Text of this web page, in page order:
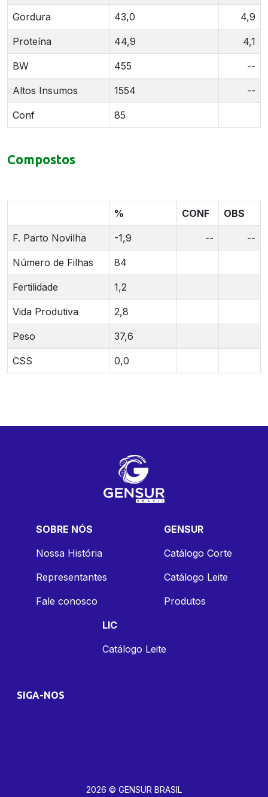
Gordura 43,0 4,9
Proteína 44,9 4,1
BW 455 --
Altos Insumos 1554 --
Conf 85
Compostos
% CONF OBS
F. Parto Novilha -1,9 -- --
Número de Filhas 84
Fertilidade 1,2
Vida Produtiva 2,8
Peso 37,6
CSS 0,0
SOBRE NÓS
Nossa História
Representantes
Fale conosco
GENSUR
Catálogo Corte
Catálogo Leite
Produtos
LIC
Catálogo Leite
SIGA-NOS
2026 © GENSUR BRASIL